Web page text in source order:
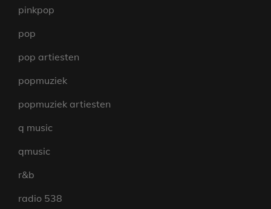
pinkpop
pop
pop artiesten
popmuziek
popmuziek artiesten
q music
qmusic
r&b
radio 538